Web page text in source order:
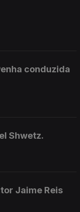
conduzida
Shwetz.
Jaime Reis